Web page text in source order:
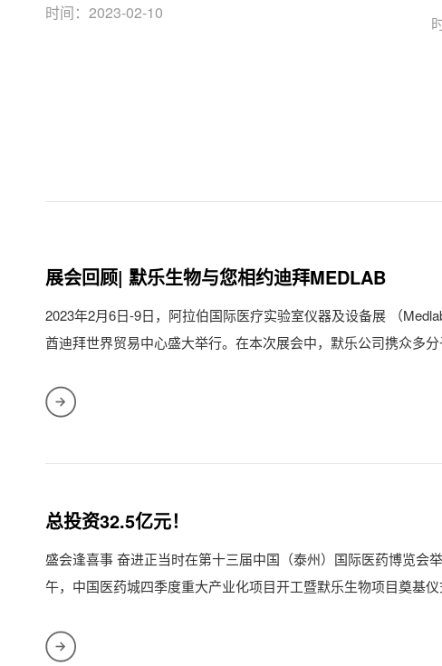
时间：2023-02-10
展会回顾| 默乐生物与您相约迪拜MEDLAB
2023年2月6日-9日，阿拉伯国际医疗实验室仪器及设备展 （
酋迪拜世界贸易中心盛大举行。在本次展会中，默乐公司携众多
总投资32.5亿元！
盛会逢喜事 奋进正当时在第十三届中国（泰州）国际医药博览会
午，中国医药城四季度重大产业化项目开工暨默乐生物项目奠基